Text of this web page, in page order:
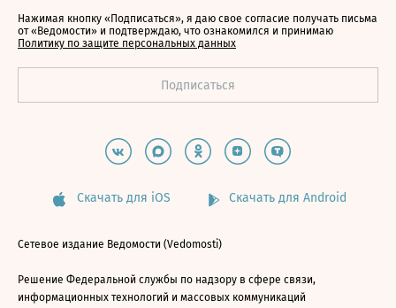
Нажимая кнопку «Подписаться», я даю свое согласие получать письма
от «Ведомости» и подтверждаю, что ознакомился и принимаю
Политику по защите персональных данных
Скачать для iOS Скачать для Android
Сетевое издание Ведомости (Vedomosti)
Решение Федеральной службы по надзору в сфере связи,
информационных технологий и массовых коммуникаций